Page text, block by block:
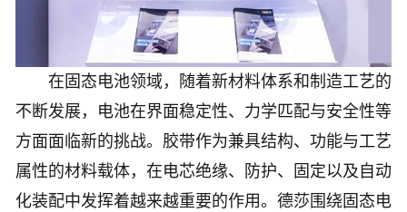
在固态电池领域，随着新材料体系和制造工艺的
不断发展，电池在界面稳定性、力学匹配与安全性等
方面面临新的挑战。胶带作为兼具结构、功能与工艺
属性的材料载体，在电芯绝缘、防护、固定以及自动
化装配中发挥着越来越重要的作用。德莎围绕固态电